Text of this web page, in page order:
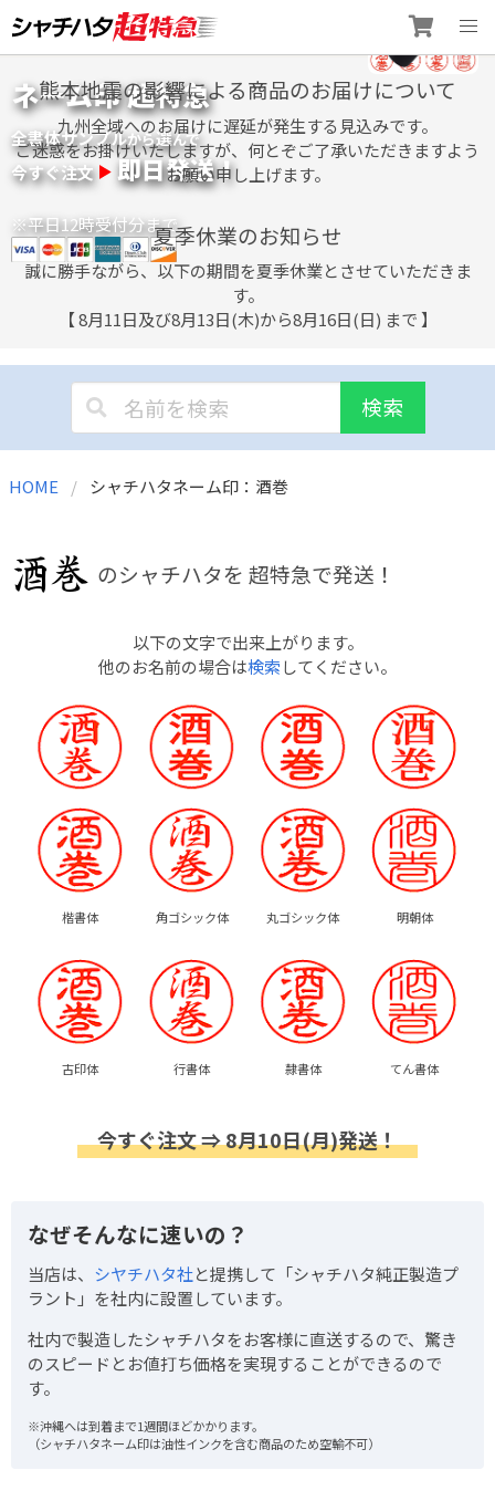
to
content
ネーム印 超特急
全書体サンプルから選んで
今すぐ注文 即日発送！
※平日12時受付分まで
熊本地震の影響による商品のお届けについて
九州全域へのお届けに遅延が発生する見込みです。
ご迷惑をお掛けいたしますが、何とぞご了承いただきますよう
お願い申し上げます。
夏季休業のお知らせ
誠に勝手ながら、以下の期間を夏季休業とさせていただきま
す。
【 8月11日及び8月13日(木)から8月16日(日) まで 】
検索
HOME シャチハタネーム印：酒巻
のシャチハタを 超特急で発送！
以下の文字で出来上がります。
他のお名前の場合は検索してください。
楷書体 角ゴシック体 丸ゴシック体 明朝体
古印体 行書体 隷書体 てん書体
今すぐ注文 ⇒ 8月10日(月)発送！
なぜそんなに速いの？
当店は、 シヤチハタ社と提携して「シャチハタ純正製造プ
ラント」を社内に設置しています。
社内で製造したシャチハタをお客様に直送するので、驚き
のスピードとお値打ち価格を実現することができるので
す。
※沖縄へは到着まで1週間ほどかかります。
（シャチハタネーム印は油性インクを含む商品のため空輸不可）